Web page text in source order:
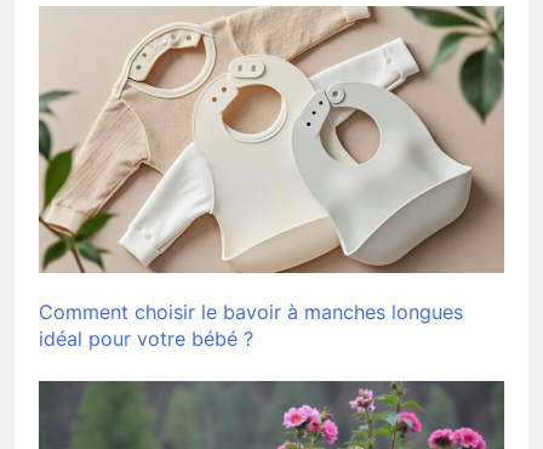
Comment choisir le bavoir à manches longues
idéal pour votre bébé ?